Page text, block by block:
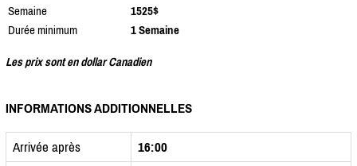
Semaine
1525$
Durée minimum
1 Semaine
Les prix sont en dollar Canadien
INFORMATIONS ADDITIONNELLES
Arrivée après
16:00